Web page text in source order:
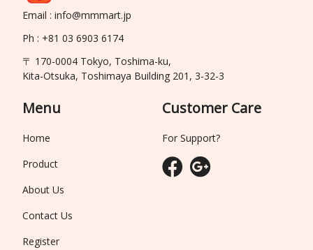
Email : info@mmmart.jp
Ph : +81 03 6903 6174
〒 170-0004 Tokyo, Toshima-ku,
Kita-Otsuka, Toshimaya Building 201, 3-32-3
Menu
Home
Product
About Us
Contact Us
Register
Customer Care
For Support?